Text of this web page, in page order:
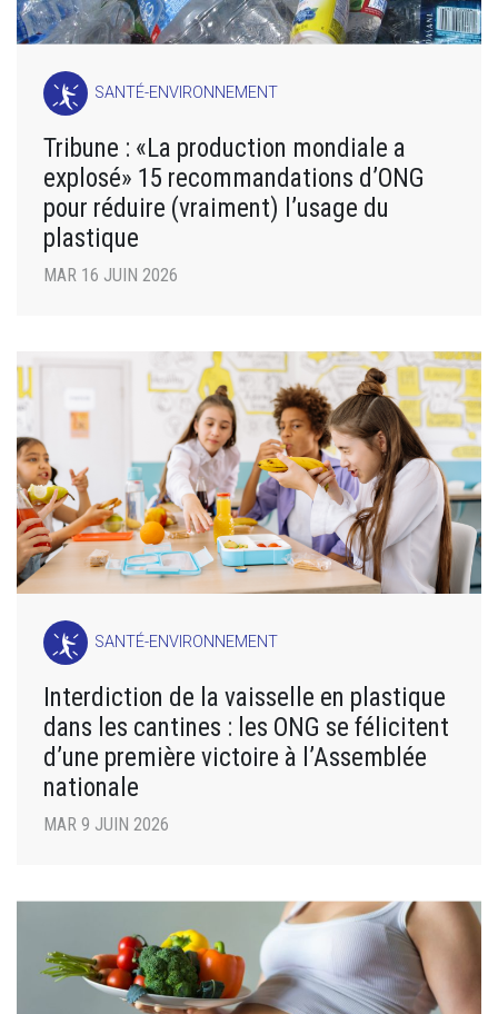
SANTÉ-ENVIRONNEMENT
Tribune : «La production mondiale a
explosé» 15 recommandations d’ONG
pour réduire (vraiment) l’usage du
plastique
MAR 16 JUIN 2026
SANTÉ-ENVIRONNEMENT
Interdiction de la vaisselle en plastique
dans les cantines : les ONG se félicitent
d’une première victoire à l’Assemblée
nationale
MAR 9 JUIN 2026